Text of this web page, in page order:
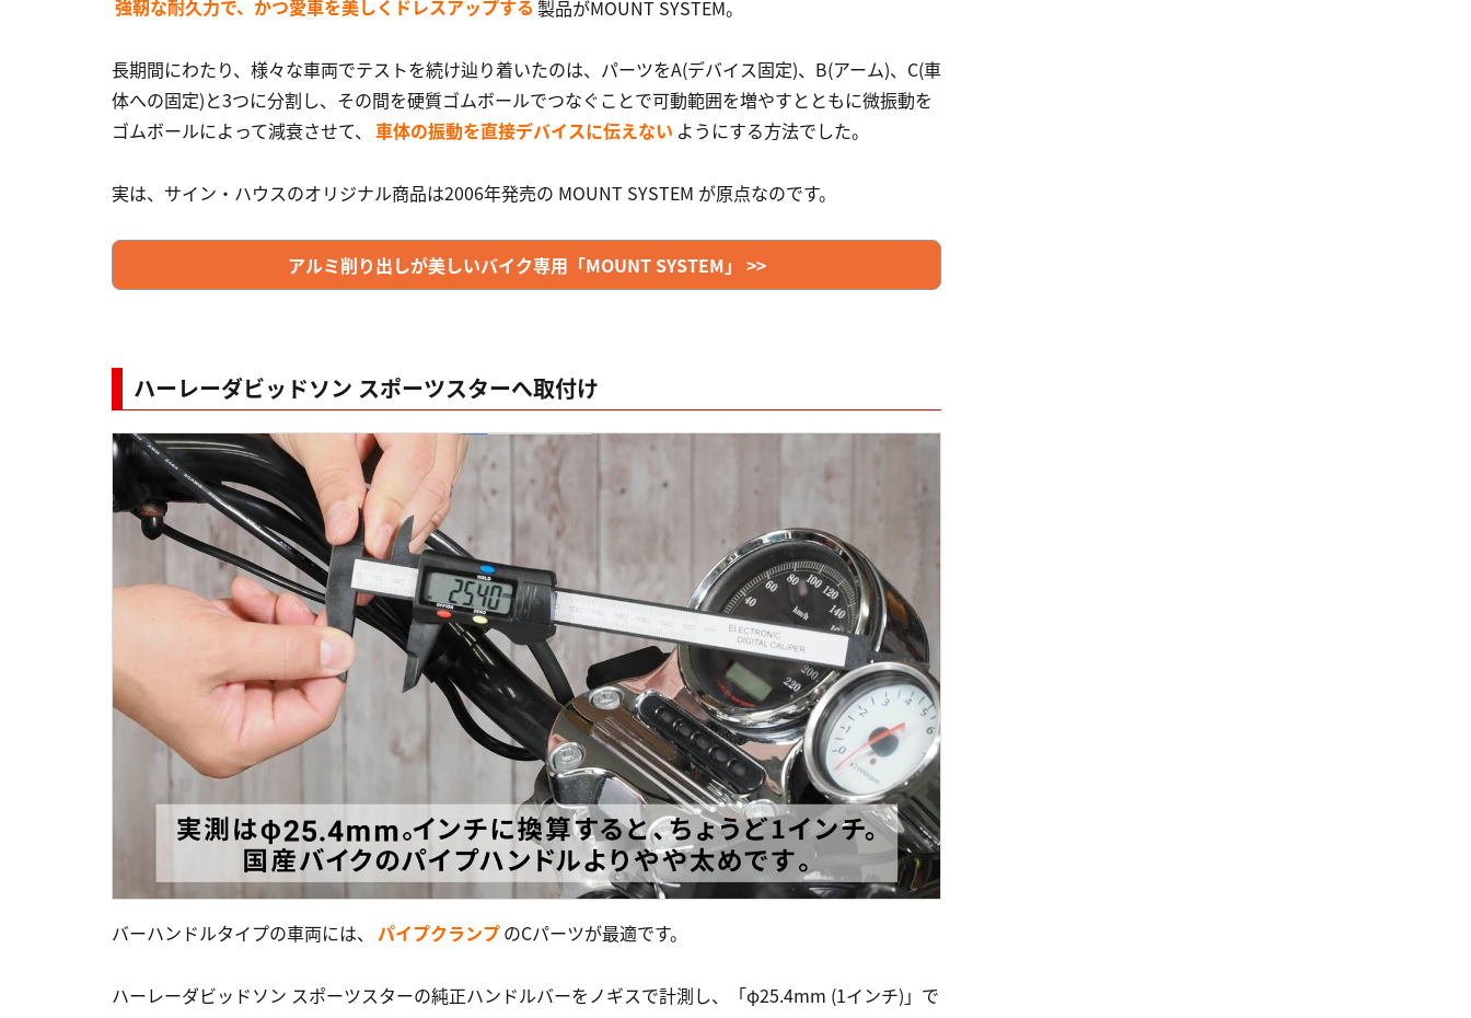
強靭な耐久力で、かつ愛車を美しくドレスアップする 製品がMOUNT SYSTEM。
​長期間にわたり、様々な車両でテストを続け辿り着いたのは、パーツをA(デバイス固定)、B(アーム)、C(車
体への固定)と3つに分割し、その間を硬質ゴムボールで​つなぐことで可動範囲を増やすとともに微振動を
ゴムボールによって減衰させて、 車体の振動を直接デバイスに伝えない ようにする方法でした。
実は、サイン・ハウスのオリジナル商品は2006年発売の MOUNT SYSTEM が原点なのです。
アルミ削り出しが美しいバイク専用「MOUNT SYSTEM」 >>
ハーレーダビッドソン スポーツスターへ取付け
バーハンドルタイプの車両には、 パイプクランプのCパーツが最適です。
ハーレーダビッドソン スポーツスターの純正ハンドルバーをノギスで計測し、「φ25.4mm (1インチ)」で